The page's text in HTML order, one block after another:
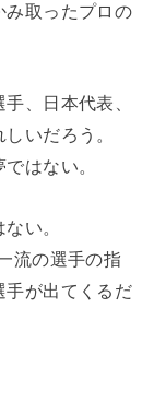
み取ったプロの
、日本代表、
いだろう。
はない。
い。
流の選手の指
手が出てくるだ